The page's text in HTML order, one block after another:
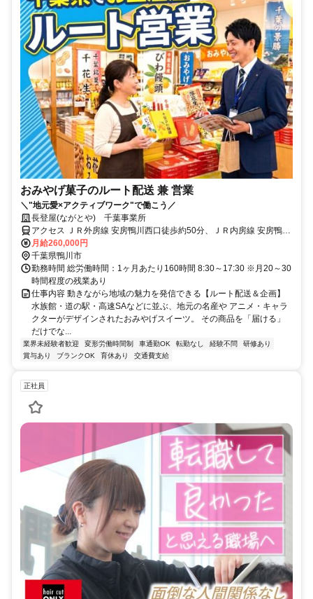
おみやげ菓子のルート配送 兼 営業
＼"地元愛×アクティブワーク"で働こう／
長登屋(ながとや) 千葉事業所
アクセス ＪＲ外房線 安房鴨川西口徒歩約50分、ＪＲ内房線 安房鴨川
西口徒歩約50分、ＪＲ内房線 太海徒歩約78分 「安房鴨川駅」から車
で10分 車通勤OK(バイク不可) 転勤なし UIターン歓迎！
月給260,000円
千葉県鴨川市
勤務時間 総労働時間：1ヶ月あたり160時間 8:30～17:30 ※月20～30
時間程度の残業あり
仕事内容 動きながら地域の魅力を発信できる【ルート配送＆企画】
水族館・道の駅・高速SAなどに並ぶ、地元の名産や アニメ・キャラ
クターがデザインされたおみやげスイーツ。 その商品を「届ける」
だけでな...
業界未経験者歓迎 変形労働時間制 車通勤OK 転勤なし 経験不問
研修あり
賞与あり
ブランクOK 育休あり 交通費支給
正社員